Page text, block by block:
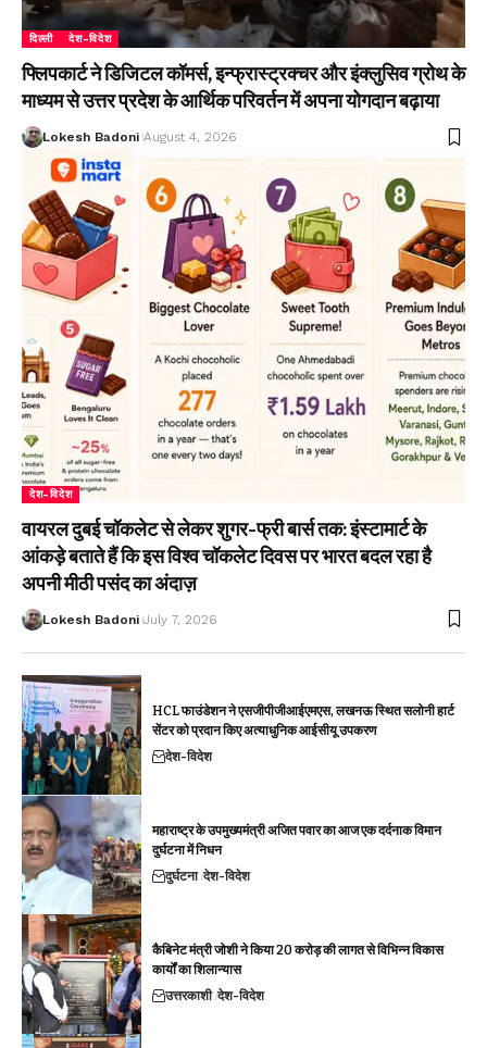
दिल्ली देश-विदेश
फ्लिपकार्ट ने डिजिटल कॉमर्स, इन्फ्रास्ट्रक्चर और इंक्लुसिव ग्रोथ के
माध्यम से उत्तर प्रदेश के आर्थिक परिवर्तन में अपना योगदान बढ़ाया
Lokesh Badoni August 4, 2026
देश-विदेश
वायरल दुबई चॉकलेट से लेकर शुगर-फ्री बार्स तक: इंस्टामार्ट के
आंकड़े बताते हैं कि इस विश्व चॉकलेट दिवस पर भारत बदल रहा है
अपनी मीठी पसंद का अंदाज़
Lokesh Badoni July 7, 2026
HCL फाउंडेशन ने एसजीपीजीआईएमएस, लखनऊ स्थित सलोनी हार्ट
सेंटर को प्रदान किए अत्याधुनिक आईसीयू उपकरण
देश-विदेश
महाराष्ट्र के उपमुख्यमंत्री अजित पवार का आज एक दर्दनाक विमान
दुर्घटना में निधन
दुर्घटना देश-विदेश
कैबिनेट मंत्री जोशी ने किया 20 करोड़ की लागत से विभिन्न विकास
कार्यों का शिलान्यास
उत्तरकाशी देश-विदेश